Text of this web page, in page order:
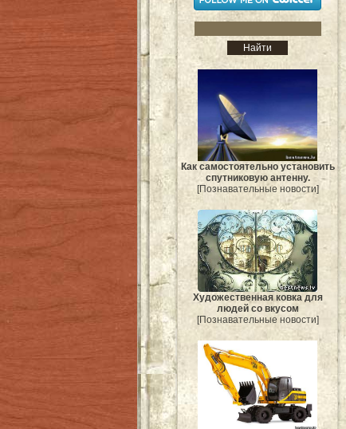
Как самостоятельно установить
спутниковую антенну.
[Познавательные новости]
Художественная ковка для
людей со вкусом
[Познавательные новости]